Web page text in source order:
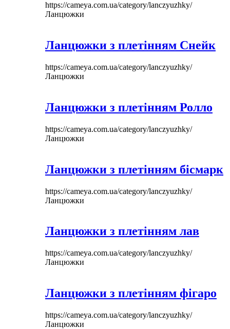
https://cameya.com.ua/category/lanczyuzhky/
Ланцюжки
Ланцюжки з плетінням Снейк
https://cameya.com.ua/category/lanczyuzhky/
Ланцюжки
Ланцюжки з плетінням Ролло
https://cameya.com.ua/category/lanczyuzhky/
Ланцюжки
Ланцюжки з плетінням бісмарк
https://cameya.com.ua/category/lanczyuzhky/
Ланцюжки
Ланцюжки з плетінням лав
https://cameya.com.ua/category/lanczyuzhky/
Ланцюжки
Ланцюжки з плетінням фігаро
https://cameya.com.ua/category/lanczyuzhky/
Ланцюжки